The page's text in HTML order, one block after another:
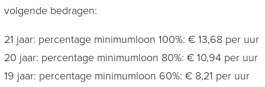
volgende bedragen:
21 jaar: percentage minimumloon 100%: € 13,68 per uur
20 jaar: percentage minimumloon 80%: € 10,94 per uur
19 jaar: percentage minimumloon 60%: € 8,21 per uur